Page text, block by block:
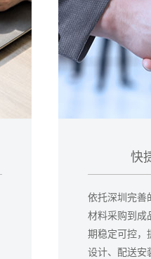
快
依托深圳完善
材料采购到成
期稳定可控，
设计、配送安